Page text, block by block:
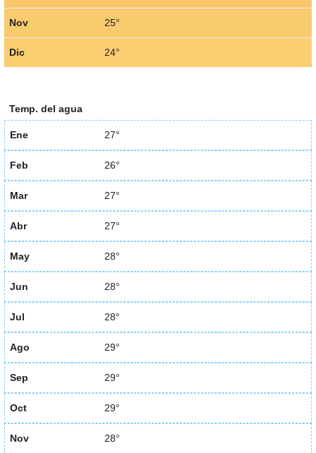
Nov 25°
Dic 24°
Temp. del agua
Ene 27°
Feb 26°
Mar 27°
Abr 27°
May 28°
Jun 28°
Jul 28°
Ago 29°
Sep 29°
Oct 29°
Nov 28°